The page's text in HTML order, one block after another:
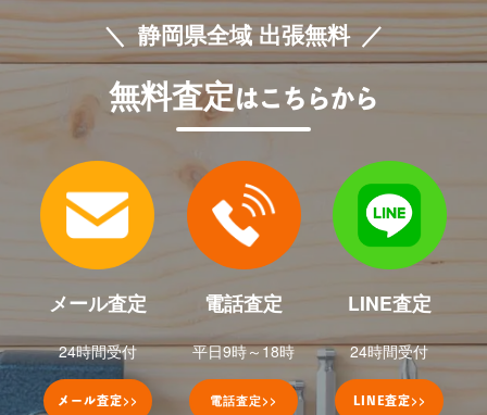
静岡県全域 出張無料
無料査定はこちらから
メール査定
24時間受付
メール査定>>
電話査定
平日9時～18時
電話査定>>
LINE査定
24時間受付
LINE査定>>